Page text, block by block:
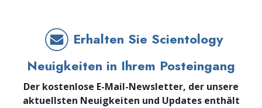
Erhalten Sie Scientology
Neuigkeiten in Ihrem Posteingang
Der kostenlose E-Mail-Newsletter, der unsere
aktuellsten Neuigkeiten und Updates enthält